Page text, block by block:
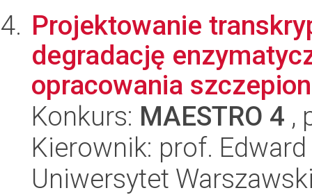
Projektowanie
degradację
opracowania
Konkurs: MAESTRO 4 ,
Kierownik: prof.
Uniwersytet